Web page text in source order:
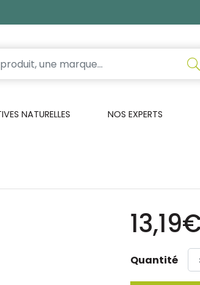
NATURELLES NOS EXPERTS
Quantité